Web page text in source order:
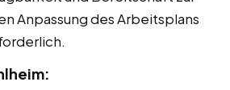
Anpassung des Arbeitsplans